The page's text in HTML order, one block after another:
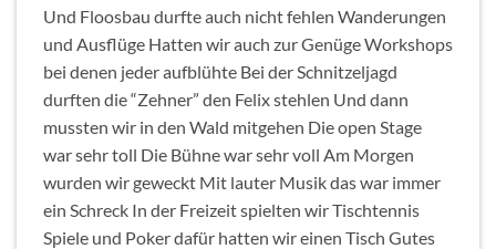
Und Floosbau durfte auch nicht fehlen Wanderungen
und Ausflüge Hatten wir auch zur Genüge Workshops
bei denen jeder aufblühte Bei der Schnitzeljagd
durften die “Zehner” den Felix stehlen Und dann
mussten wir in den Wald mitgehen Die open Stage
war sehr toll Die Bühne war sehr voll Am Morgen
wurden wir geweckt Mit lauter Musik das war immer
ein Schreck In der Freizeit spielten wir Tischtennis
Spiele und Poker dafür hatten wir einen Tisch Gutes